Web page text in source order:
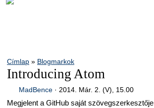
Címlap » Blogmarkok
Introducing Atom
MadBence· 2014. Már. 2. (V), 15.00
Megjelent a GitHub saját szövegszerkesztője